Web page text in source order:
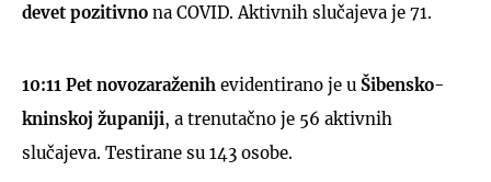
devet pozitivno na COVID. Aktivnih slučajeva je 71.
10:11 Pet novozaraženih evidentirano je u Šibensko-
kninskoj županiji, a trenutačno je 56 aktivnih
slučajeva. Testirane su 143 osobe.